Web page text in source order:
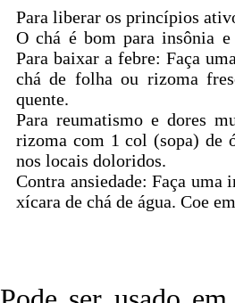
Para liberar os princípios
O chá é bom para insônia
Para baixar a febre: Faça
chá de folha ou rizoma
quente.
Para reumatismo e dores
rizoma com 1 col (sopa) de
nos locais doloridos.
Contra ansiedade: Faça uma
xícara de chá de água. Coe